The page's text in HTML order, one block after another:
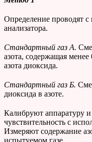
Определение проводят
анализатора.
Стандартный газ А.
азота, содержащая
азота диоксида.
Стандартный газ Б.
диоксида в азоте.
Калибруют аппаратуру
чувствительность с
Измеряют содержание